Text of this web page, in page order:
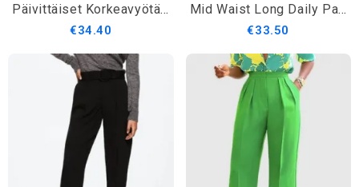
Päivittäiset Korkeavyötäröiset Yksinkertaiset Muotihousut
€34.40
Mid Waist Long Daily Painting Yksinkertaiset Muotihousut
€33.50